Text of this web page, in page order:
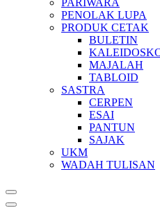
PARIWARA
PENOLAK LUPA
PRODUK CETAK
BULETIN
MAJALAH
TABLOID
SASTRA
CERPEN
ESAI
PANTUN
SAJAK
UKM
WADAH TULISAN